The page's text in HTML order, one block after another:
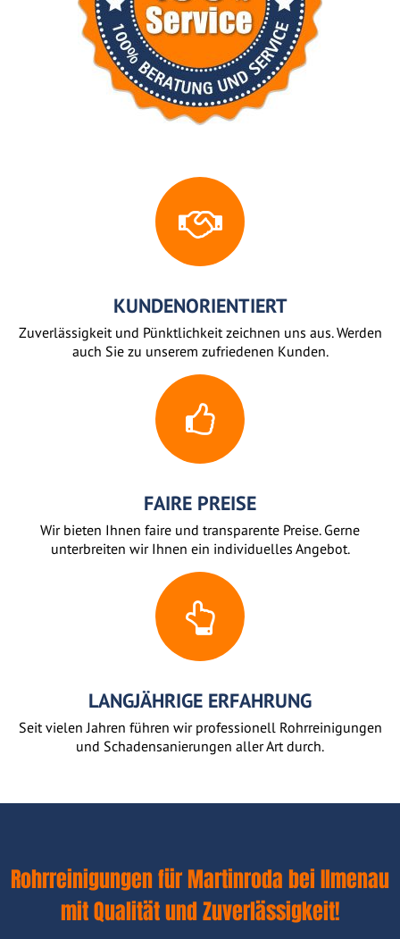
KUNDENORIENTIERT
Zuverlässigkeit und Pünktlichkeit zeichnen uns aus. Werden
auch Sie zu unserem zufriedenen Kunden.
FAIRE PREISE
Wir bieten Ihnen faire und transparente Preise. Gerne
unterbreiten wir Ihnen ein individuelles Angebot.
LANGJÄHRIGE ERFAHRUNG
Seit vielen Jahren führen wir professionell Rohrreinigungen
und Schadensanierungen aller Art durch.
Rohrreinigungen für Martinroda bei Ilmenau
mit Qualität und Zuverlässigkeit!